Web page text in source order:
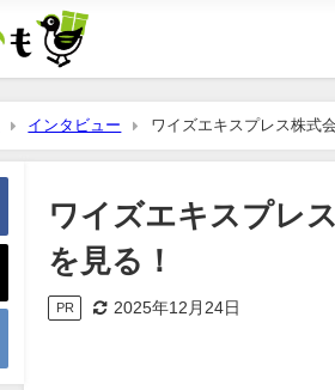
インタビュー ワイズエキスプレス株式
ワイズエキスプレ
を見る！
PR 2025年12月24日